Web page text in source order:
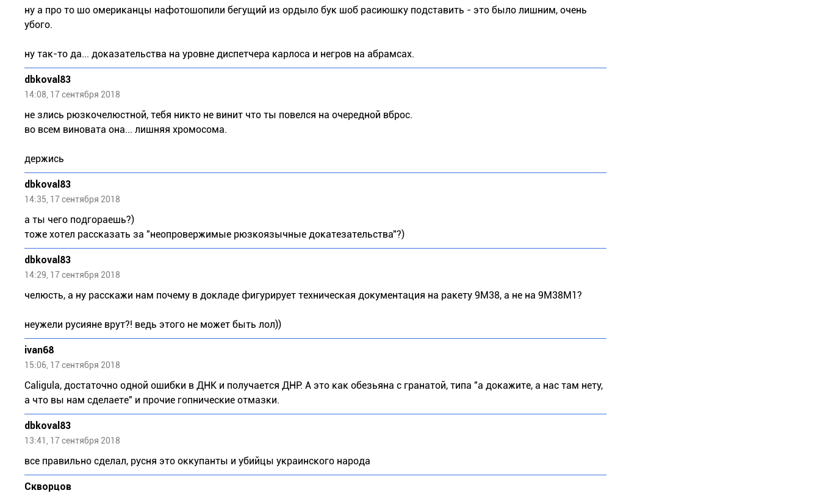
ну а про то шо омериканцы нафотошопили бегущий из ордыло бук шоб расиюшку подставить - это было лишним, очень
убого.
ну так-то да... доказательства на уровне диспетчера карлоса и негров на абрамсах.
dbkoval83
14:08, 17 сентября 2018
не злись рюзкочелюстной, тебя никто не винит что ты повелся на очередной вброс.
во всем виновата она... лишняя хромосома.
держись
dbkoval83
14:35, 17 сентября 2018
а ты чего подгораешь?)
тоже хотел рассказать за "неопровержимые рюзкоязычные докатезательства"?)
dbkoval83
14:29, 17 сентября 2018
челюсть, а ну расскажи нам почему в докладе фигурирует техническая документация на ракету 9М38, а не на 9М38М1?
неужели русияне врут?! ведь этого не может быть лол))
ivan68
15:06, 17 сентября 2018
Caligula, достаточно одной ошибки в ДНК и получается ДНР. А это как обезьяна с гранатой, типа "а докажите, а нас там нету,
а что вы нам сделаете" и прочие гопнические отмазки.
dbkoval83
13:41, 17 сентября 2018
все правильно сделал, русня это оккупанты и убийцы украинского народа
Скворцов